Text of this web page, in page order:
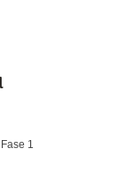
Fase 1